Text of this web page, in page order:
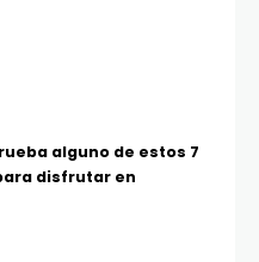
alguno de estos 7
disfrutar en